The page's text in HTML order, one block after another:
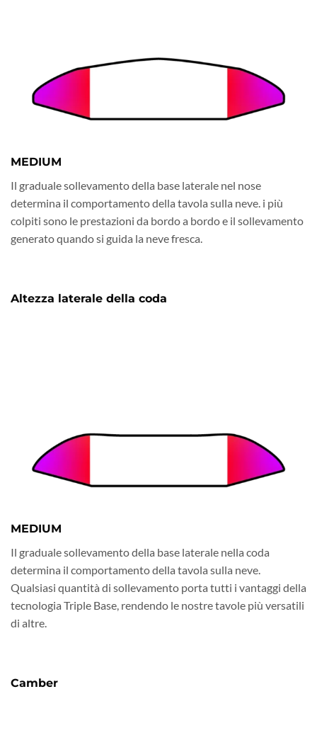
MEDIUM
Il graduale sollevamento della base laterale nel nose
determina il comportamento della tavola sulla neve. i più
colpiti sono le prestazioni da bordo a bordo e il sollevamento
generato quando si guida la neve fresca.
Altezza laterale della coda
MEDIUM
Il graduale sollevamento della base laterale nella coda
determina il comportamento della tavola sulla neve.
Qualsiasi quantità di sollevamento porta tutti i vantaggi della
tecnologia Triple Base, rendendo le nostre tavole più versatili
di altre.
Camber